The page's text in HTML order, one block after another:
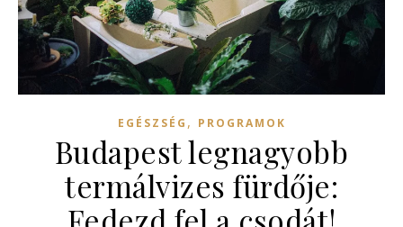
EGÉSZSÉG , PROGRAMOK
Budapest legnagyobb
termálvizes fürdője: